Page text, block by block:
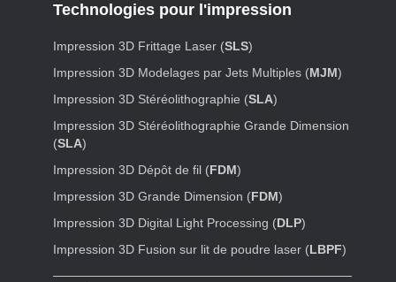
Technologies pour l'impression
Impression 3D Frittage Laser (SLS)
Impression 3D Modelages par Jets Multiples (MJM)
Impression 3D Stéréolithographie (SLA)
Impression 3D Stéréolithographie Grande Dimension
(SLA)
Impression 3D Dépôt de fil (FDM)
Impression 3D Grande Dimension (FDM)
Impression 3D Digital Light Processing (DLP)
Impression 3D Fusion sur lit de poudre laser (LBPF)